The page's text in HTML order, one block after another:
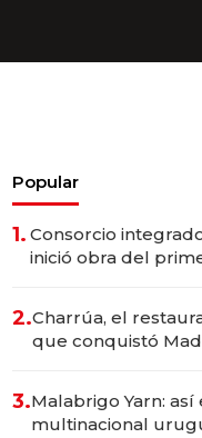
Popular
1. Consorcio
inició obra del
millones
2.Charrúa, el
que conquistó
prepara apertura
3.Malabrigo Yarn: así
multinacional